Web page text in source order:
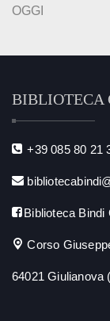
OGGI
BIBLIOTECA
+39 085 80 21
Biblioteca Bindi
Corso
64021 Giulianova